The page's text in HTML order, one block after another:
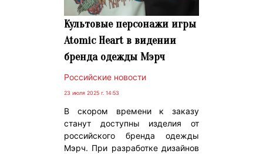
Культовые персонажи игры
Atomic Heart в видении
бренда одежды Мэрч
Российские новости
23 июля 2025 г. 14:53
В скором времени к заказу
станут доступны изделия от
российского бренда одежды
Мэрч. При разработке дизайнов